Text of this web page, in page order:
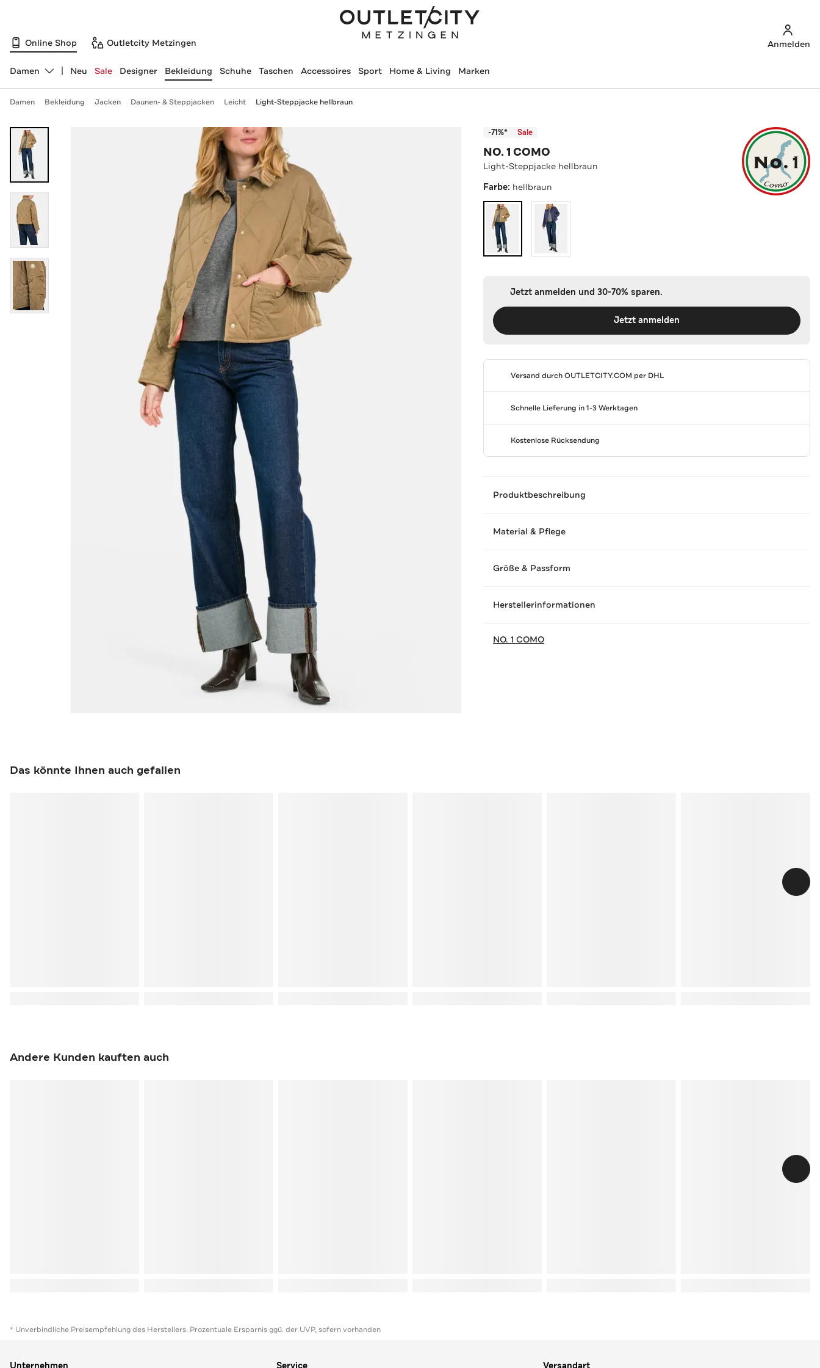
Online Shop Outletcity Metzingen Anmelden
Abteilung ändern, ausgewählt:
Damen Neu Sale Designer Bekleidung Schuhe Taschen Accessoires Sport Home & Living Marken
Damen Bekleidung Jacken Daunen- & Steppjacken Leicht Light-Steppjacke hellbraun
-71%* Sale
NO. 1 COMO
Light-Steppjacke hellbraun
Farbe: hellbraun
Jetzt anmelden und 30-70% sparen.
Jetzt anmelden
Versand durchOUTLETCITY.COM per DHL
Schnelle Lieferung in 1-3 Werktagen
Kostenlose Rücksendung
Produktbeschreibung
Material & Pflege
Größe & Passform
Herstellerinformationen
NO. 1 COMO
Das könnte Ihnen auch gefallen
Andere Kunden kauften auch
* Unverbindliche Preisempfehlung des Herstellers. Prozentuale Ersparnis ggü. der UVP, sofern vorhanden